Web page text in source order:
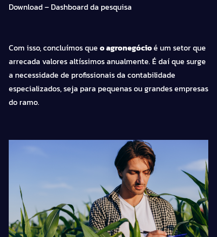
Download– Dashboard da pesquisa
Com isso, concluímos que o agronegócioé um setor que
arrecada valores altíssimos anualmente. É daí que surge
a necessidade de profissionais da contabilidade
especializados, seja para pequenas ou grandes empresas
do ramo.